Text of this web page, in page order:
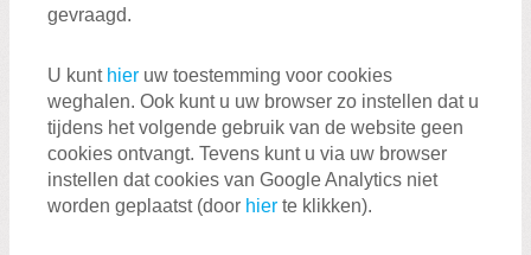
gevraagd.
U kunt hier uw toestemming voor cookies
weghalen. Ook kunt u uw browser zo instellen dat u
tijdens het volgende gebruik van de website geen
cookies ontvangt. Tevens kunt u via uw browser
instellen dat cookies van Google Analytics niet
worden geplaatst (door hier te klikken).